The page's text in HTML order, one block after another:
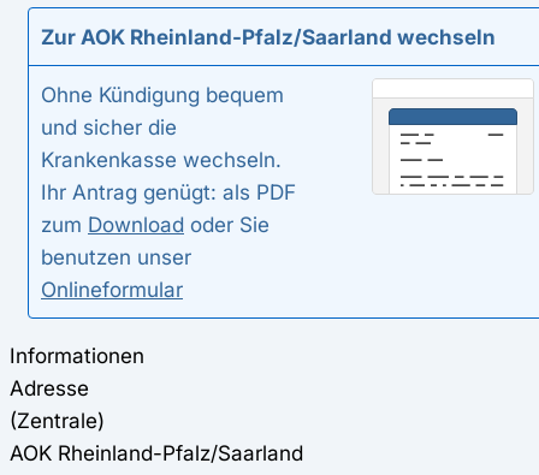
Zur AOK Rheinland-Pfalz/Saarland wechseln
Ohne Kündigung bequem
und sicher die
Krankenkasse wechseln.
Ihr Antrag genügt: als PDF
zum Download oder Sie
benutzen unser
Onlineformular
Informationen
Adresse
(Zentrale)
AOK Rheinland-Pfalz/Saarland